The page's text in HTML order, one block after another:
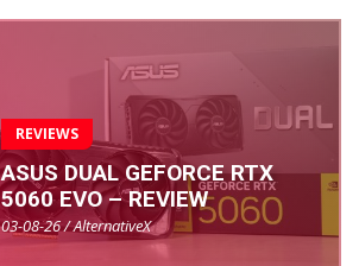
REVIEWS
ASUS DUAL GEFORCE RTX
5060 EVO – REVIEW
03-08-26 / AlternativeX